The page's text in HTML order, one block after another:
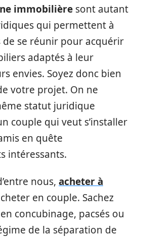
immobilière sont autant
qui permettent à
se réunir pour acquérir
adaptés à leur
envies. Soyez donc bien
votre projet. On ne
statut juridique
couple qui veut s’installer
en quête
intéressants.
nous, acheter à
en couple. Sachez
concubinage, pacsés ou
de la séparation de